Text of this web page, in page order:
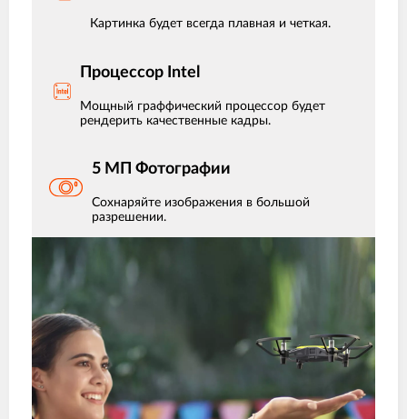
Картинка будет всегда плавная и четкая.
Процессор Intel
Мощный граффический процессор будет
рендерить качественные кадры.
5 МП Фотографии
Сохнаряйте изображения в большой
разрешении.